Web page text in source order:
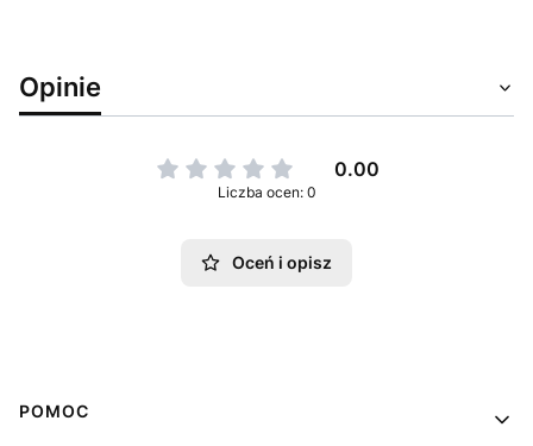
Opinie
0.00
Liczba ocen: 0
Oceń i opisz
Linki w stopce
POMOC